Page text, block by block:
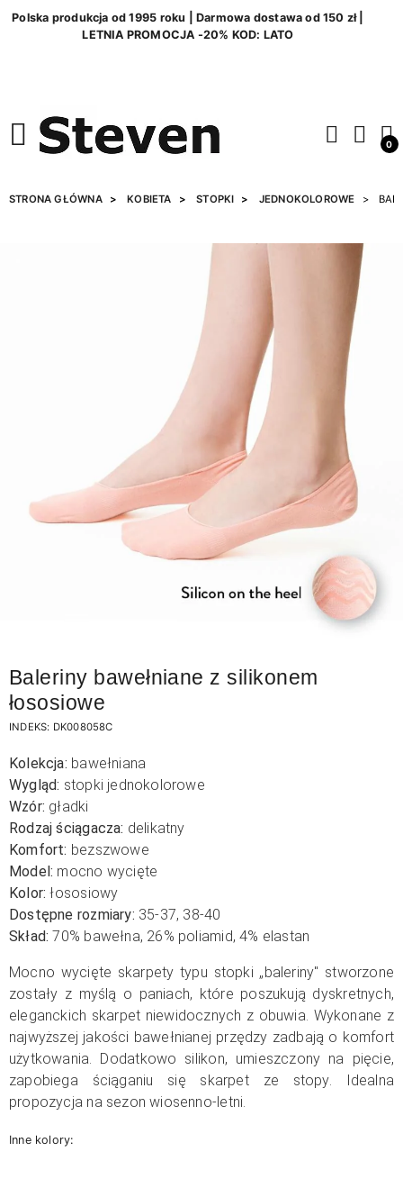
Polska produkcja od 1995 roku | Darmowa dostawa od 150 zł |
LETNIA PROMOCJA -20% KOD: LATO
0
STRONA GŁÓWNA KOBIETA STOPKI JEDNOKOLOROWE
Baleriny bawełniane z silikonem
łososiowe
INDEKS: DK008058C
Kolekcja: bawełniana
Wygląd: stopki jednokolorowe
Wzór: gładki
Rodzaj ściągacza: delikatny
Komfort: bezszwowe
Model: mocno wycięte
Kolor: łososiowy
Dostępne rozmiary: 35-37, 38-40
Skład: 70% bawełna, 26% poliamid, 4% elastan
Mocno wycięte skarpety typu stopki „baleriny" stworzone
zostały z myślą o paniach, które poszukują dyskretnych,
eleganckich skarpet niewidocznych z obuwia. Wykonane z
najwyższej jakości bawełnianej przędzy zadbają o komfort
użytkowania. Dodatkowo silikon, umieszczony na pięcie,
zapobiega ściąganiu się skarpet ze stopy. Idealna
propozycja na sezon wiosenno-letni.
Inne kolory: